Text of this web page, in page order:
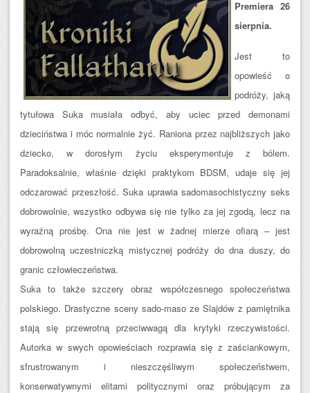
Premiera 26
sierpnia.
Jest to
opowieść o
podróży, jaką
tytułowa Suka musiała odbyć, aby uciec przed demonami
dzieciństwa i móc normalnie żyć. Raniona przez najbliższych jako
dziecko, w dorosłym życiu eksperymentuje z bólem.
Paradoksalnie, właśnie dzięki praktykom BDSM, udaje się jej
odczarować przeszłość. Suka uprawia sadomasochistyczny seks
dobrowolnie, wszystko odbywa się nie tylko za jej zgodą, lecz na
wyraźną prośbę. Ona nie jest w żadnej mierze ofiarą – jest
dobrowolną uczestniczką mistycznej podróży do dna duszy, do
granic człowieczeństwa.
Suka to także szczery obraz współczesnego społeczeństwa
polskiego. Drastyczne sceny sado-maso ze Slajdów z pamiętnika
stają się przewrotną przeciwwagą dla krytyki rzeczywistości.
Autorka w swych opowieściach rozprawia się z zaściankowym,
sfrustrowanym i nieszczęśliwym społeczeństwem,
konserwatywnymi elitami politycznymi oraz próbującym za